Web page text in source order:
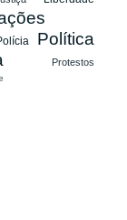
Política
Protestos